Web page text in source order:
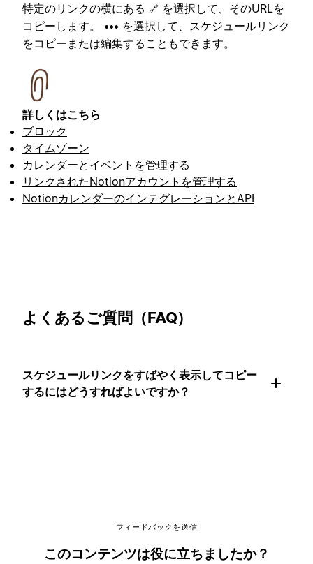
特定のリンクの横にある 🔗 を選択して、そのURLを
コピーします。
••• を選択して、スケジュールリンク
をコピーまたは編集することもできます。
詳しくはこちら
ブロック
タイムゾーン
カレンダーとイベントを管理する
リンクされたNotionアカウントを管理する
NotionカレンダーのインテグレーションとAPI
よくあるご質問（FAQ）
スケジュールリンクをすばやく表示してコピー
するにはどうすればよいですか？
フィードバックを送信
このコンテンツは役に立ちましたか？